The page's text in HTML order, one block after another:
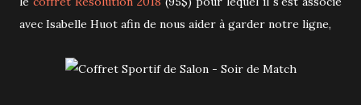
avec Isabelle Huot afin de nous aider à garder notre ligne,